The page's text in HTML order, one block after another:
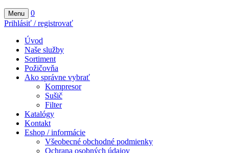
Menu
0
Prihlásiť / registrovať
Úvod
Naše služby
Sortiment
Požičovňa
Ako správne vybrať
Kompresor
Sušič
Filter
Katalógy
Kontakt
Eshop / informácie
Všeobecné obchodné podmienky
Ochrana osobných údajov